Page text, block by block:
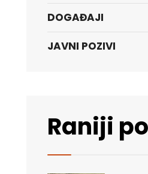
DOGAĐAJI
JAVNI POZIVI
Raniji